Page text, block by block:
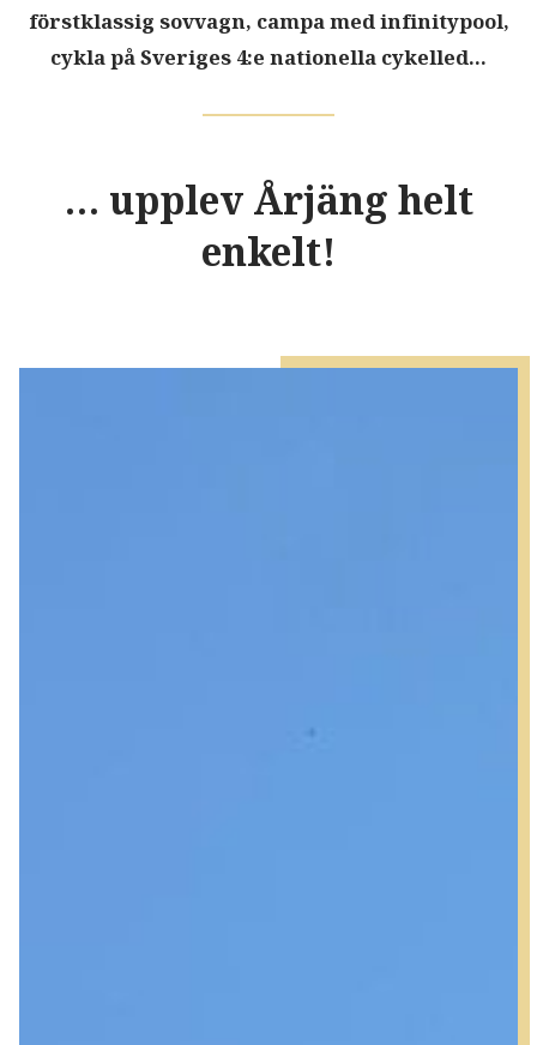
förstklassig sovvagn, campa med infinitypool,
cykla på Sveriges 4:e nationella cykelled...
… upplev Årjäng helt
enkelt!